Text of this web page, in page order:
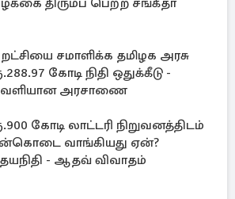
திரும்ப பெற்ற சங்கீதா
சமாளிக்க தமிழக அரசு
கோடி நிதி ஒதுக்கீடு -
அரசாணை
கோடி லாட்டரி நிறுவனத்திடம்
வாங்கியது ஏன்?
- ஆதவ் விவாதம்